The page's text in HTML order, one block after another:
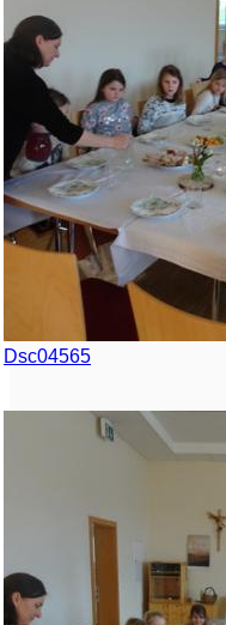
Dsc04565